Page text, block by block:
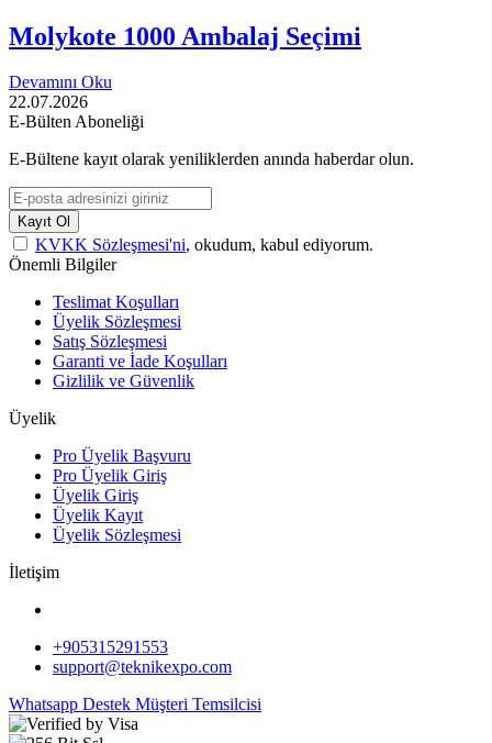
Molykote 1000 Ambalaj Seçimi
Devamını Oku
22.07.2026
E-Bülten Aboneliği
E-Bültene kayıt olarak yeniliklerden anında haberdar olun.
Kayıt Ol
KVKK Sözleşmesi'ni, okudum, kabul ediyorum.
Önemli Bilgiler
Teslimat Koşulları
Üyelik Sözleşmesi
Satış Sözleşmesi
Garanti ve İade Koşulları
Gizlilik ve Güvenlik
Üyelik
Pro Üyelik Başvuru
Pro Üyelik Giriş
Üyelik Giriş
Üyelik Kayıt
Üyelik Sözleşmesi
İletişim
+905315291553
support@teknikexpo.com
Whatsapp Destek Müşteri Temsilcisi